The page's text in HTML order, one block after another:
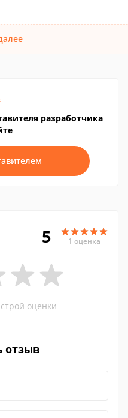
разработчика
5 1 оценка
оценки
отзыв